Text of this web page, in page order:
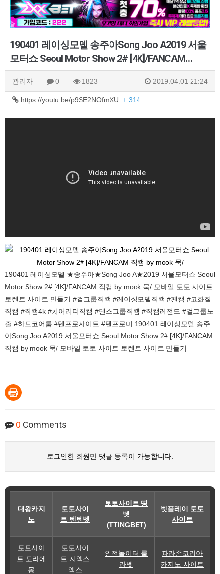
190401 레이싱모델 송주아Song Joo A2019 서울
모터쇼 Seoul Motor Show 2# [4K]/FANCAM…
관리자 0 1823 2019.04.01 21:24
https://youtu.be/p9SE2NOfmXU + 314
190401 레이싱모델 ★송주아★Song Joo A★2019 서울모터쇼 Seoul
Motor Show 2# [4K]/FANCAM 직캠 by mook 묵/ 모바일 토토 사이트
토렌트 사이트 만들기 #걸그룹직캠 #레이싱모델직캠 #팬캠 #고화질
직캠 #직캠4k #치어리더직캠 #댄스그룹직캠 #직캠레전드 #걸그룹노
출 #하드코어룸 #텐프로사이트 #텐프로미 190401 레이싱모델 송주
아Song Joo A2019 서울모터쇼 Seoul Motor Show 2# [4K]/FANCAM
직캠 by mook 묵/ 모바일 토토 사이트 토렌트 사이트 만들기
0 Comments
로그인한 회원만 댓글 등록이 가능합니다.
대왕카지
노
토토사이
트 텐텐벳
토토사이트 띵
벳
(TTINGBET)
벳플레이 토토
사이트
토토사이
트 도라에
몽
토토사이
트 지엑스
엑스
안전놀이터 룰
라벳
파라존코리아
카지노 사이트